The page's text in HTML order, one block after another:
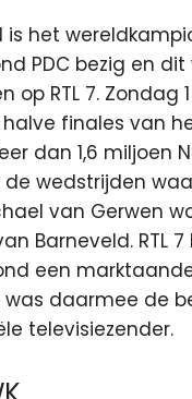
is het
PDC bezig en
op RTL 7. Zondag
finales van
dan 1,6 miljoen
de wedstrijden
van Gerwen
Barneveld. RTL
een
daarmee de
televisiezender.